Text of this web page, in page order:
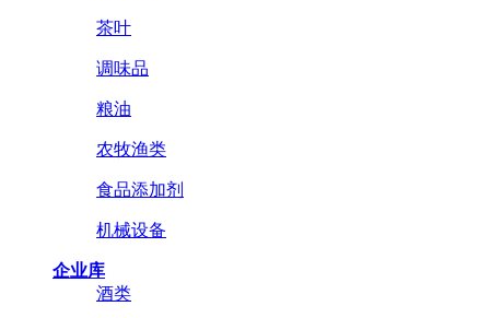
茶叶
调味品
粮油
农牧渔类
食品添加剂
机械设备
企业库
酒类